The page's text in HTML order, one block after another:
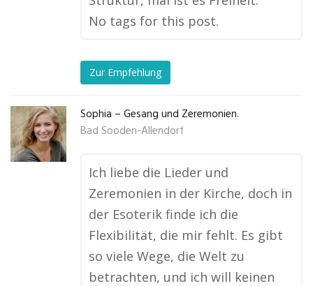
No tags for this post.
Zur Empfehlung
Sophia – Gesang und Zeremonien.
Bad Sooden-Allendorf
Ich liebe die Lieder und
Zeremonien in der Kirche, doch in
der Esoterik finde ich die
Flexibilität, die mir fehlt. Es gibt
so viele Wege, die Welt zu
betrachten, und ich will keinen